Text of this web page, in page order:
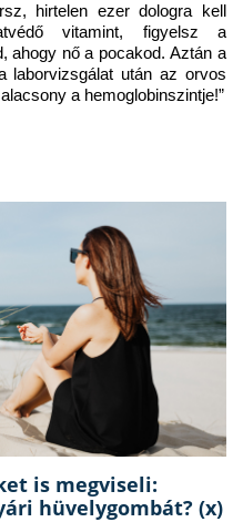
hirtelen ezer dologra kell
vitamint, figyelsz a
ahogy nő a pocakod. Aztán a
laborvizsgálat után az orvos
a hemoglobinszintje!”
is megviseli:
hüvelygombát? (x)